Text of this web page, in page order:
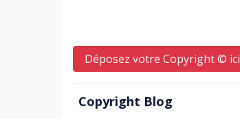
Déposez votre Copyright © ici
Copyright Blog